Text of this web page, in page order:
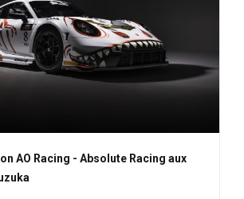
AO Racing - Absolute Racing aux